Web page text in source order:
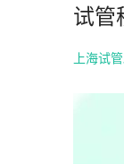
试管
上海试